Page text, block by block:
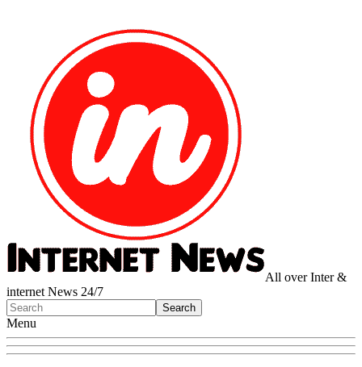
All over Inter &
internet News 24/7
Menu